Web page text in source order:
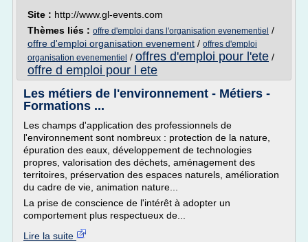
Site : http://www.gl-events.com
Thèmes liés : offre d'emploi dans l'organisation evenementiel /
offre d'emploi organisation evenement / offres d'emploi
organisation evenementiel / offres d'emploi pour l'ete /
offre d emploi pour l ete
Les métiers de l'environnement - Métiers -
Formations ...
Les champs d'application des professionnels de
l'environnement sont nombreux : protection de la nature,
épuration des eaux, développement de technologies
propres, valorisation des déchets, aménagement des
territoires, préservation des espaces naturels, amélioration
du cadre de vie, animation nature...
La prise de conscience de l'intérêt à adopter un
comportement plus respectueux de...
Lire la suite